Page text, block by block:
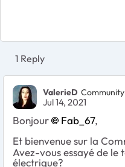
1 Reply
ValerieD
Jul 14, 2021
Bonjour Fab_67,
Et bienvenue sur la
Avez-vous essayé de le
électrique?